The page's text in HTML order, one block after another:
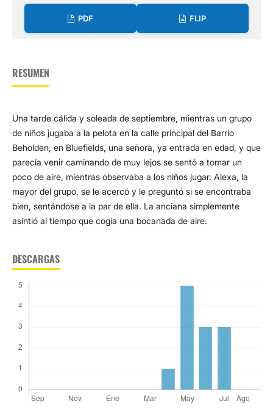
PDF FLIP
RESUMEN
Una tarde cálida y soleada de septiembre, mientras un grupo
de niños jugaba a la pelota en la calle principal del Barrio
Beholden, en Bluefields, una señora, ya entrada en edad, y que
parecía venir caminando de muy lejos se sentó a tomar un
poco de aire, mientras observaba a los niños jugar. Alexa, la
mayor del grupo, se le acercó y le preguntó si se encontraba
bien, sentándose a la par de ella. La anciana simplemente
asintió al tiempo que cogía una bocanada de aire.
DESCARGAS